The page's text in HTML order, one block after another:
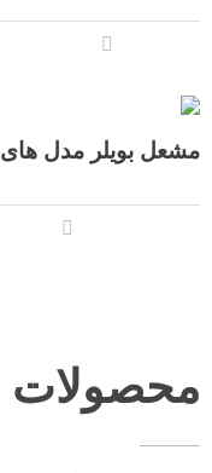
مشعل بویلر مدل های GA700 ،GO700 و GOA700
محصولات